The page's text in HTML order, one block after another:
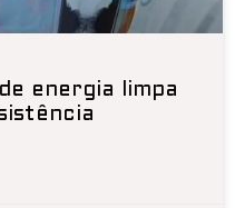
energia limpa